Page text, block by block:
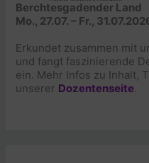
Berchtesgadender Land
Mo., 27.07. – Fr.,
Erkundet zusammen mit
und fangt faszinierende
ein. Mehr Infos zu Inhalt,
unserer Dozentenseite.